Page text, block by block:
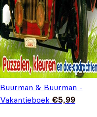
Buurman & Buurman -
Vakantieboek €5,99